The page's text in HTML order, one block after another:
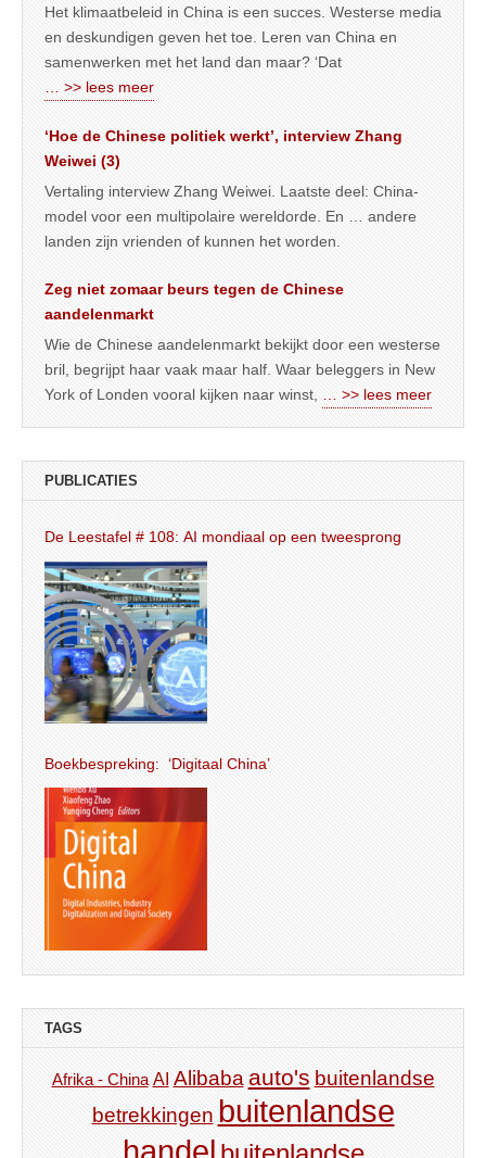
Het klimaatbeleid in China is een succes. Westerse media
en deskundigen geven het toe. Leren van China en
samenwerken met het land dan maar? ‘Dat
… >> lees meer
‘Hoe de Chinese politiek werkt’, interview Zhang
Weiwei (3)
Vertaling interview Zhang Weiwei. Laatste deel: China-
model voor een multipolaire wereldorde. En … andere
landen zijn vrienden of kunnen het worden.
Zeg niet zomaar beurs tegen de Chinese
aandelenmarkt
Wie de Chinese aandelenmarkt bekijkt door een westerse
bril, begrijpt haar vaak maar half. Waar beleggers in New
York of Londen vooral kijken naar winst,
… >> lees meer
PUBLICATIES
De Leestafel # 108: AI mondiaal op een tweesprong
Boekbespreking: ‘Digitaal China’
TAGS
Afrika - China AI Alibaba auto's buitenlandse
betrekkingen buitenlandse